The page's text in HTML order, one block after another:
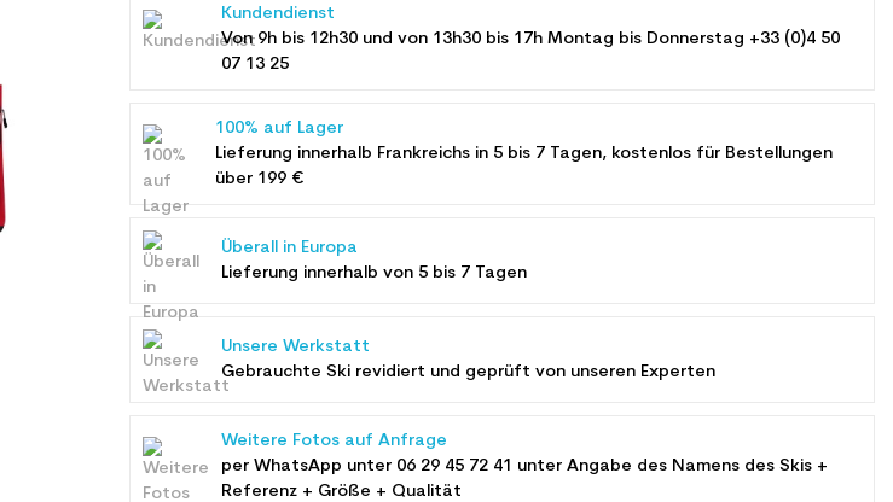
Kundendienst
Von 9h bis 12h30 und von 13h30 bis 17h Montag bis Donnerstag +33 (0)4 50
07 13 25
100% auf Lager
Lieferung innerhalb Frankreichs in 5 bis 7 Tagen, kostenlos für Bestellungen
über 199 €
Überall in Europa
Lieferung innerhalb von 5 bis 7 Tagen
Unsere Werkstatt
Gebrauchte Ski revidiert und geprüft von unseren Experten
Weitere Fotos auf Anfrage
per WhatsApp unter 06 29 45 72 41 unter Angabe des Namens des Skis +
Referenz + Größe + Qualität